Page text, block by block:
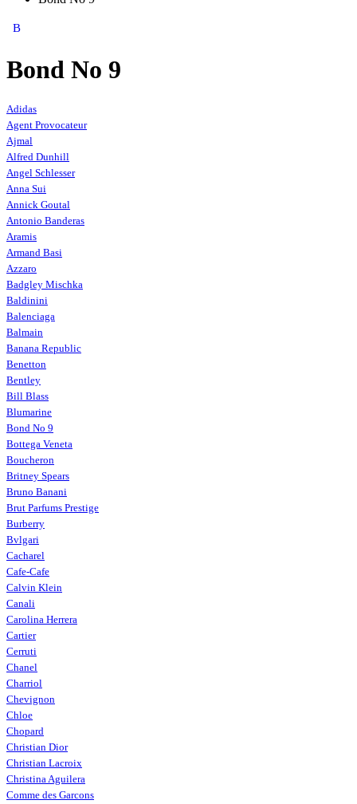
B
Bond No 9
Adidas
Agent Provocateur
Ajmal
Alfred Dunhill
Angel Schlesser
Anna Sui
Annick Goutal
Antonio Banderas
Aramis
Armand Basi
Azzaro
Badgley Mischka
Baldinini
Balenciaga
Balmain
Banana Republic
Benetton
Bentley
Bill Blass
Blumarine
Bond No 9
Bottega Veneta
Boucheron
Britney Spears
Bruno Banani
Brut Parfums Prestige
Burberry
Bvlgari
Cacharel
Cafe-Cafe
Calvin Klein
Canali
Carolina Herrera
Cartier
Cerruti
Chanel
Charriol
Chevignon
Chloe
Chopard
Christian Dior
Christian Lacroix
Christina Aguilera
Comme des Garcons